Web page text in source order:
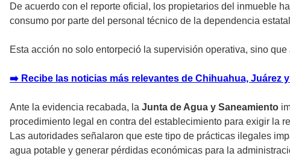
De acuerdo con el reporte oficial, los propietarios del inmueble
consumo por parte del personal técnico de la dependencia
Esta acción no solo entorpeció la supervisión operativa, sino
➡️ Recibe las noticias más relevantes de Chihuahua, Juárez
Ante la evidencia recabada, la Junta de Agua y Saneamiento
procedimiento legal en contra del establecimiento para exigir la
Las autoridades señalaron que este tipo de prácticas ilegales
agua potable y generar pérdidas económicas para la